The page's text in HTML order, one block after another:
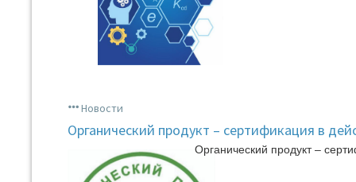
Новости
Органический продукт – сертификация в
Органический продукт –